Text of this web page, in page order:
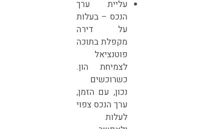
עליית ערך
הנכס – בעלות
על דירה
מקפלת בתוכה
פוטנציאל
לצמיחת הון.
כשרוכשים
נכון, עם הזמן,
ערך הנכס צפוי
לעלות